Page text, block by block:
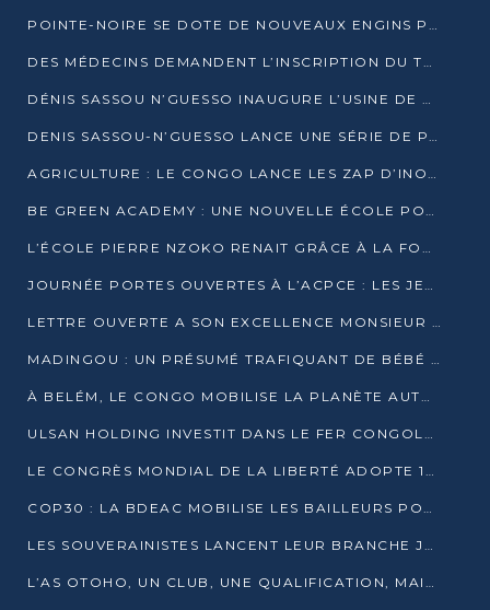
POINTE-NOIRE SE DOTE DE NOUVEAUX ENGINS POUR L’ASSAINISSEMENT ET L’ENTRETIEN ROUTIER
DES MÉDECINS DEMANDENT L’INSCRIPTION DU TRAITEMENT DU PIED-BOT DANS LES CURSUS UNIVERSITAIRES
DÉNIS SASSOU N’GUESSO INAUGURE L’USINE DE VALORISATION DU GAZ ASSOCIÉ
DENIS SASSOU-N’GUESSO LANCE UNE SÉRIE DE PROJETS DANS LE KOUILOU
AGRICULTURE : LE CONGO LANCE LES ZAP D’INONI ET YONO
BE GREEN ACADEMY : UNE NOUVELLE ÉCOLE POUR LES MÉTIERS DE L’ÉCOLOGIE À POINTE-NOIRE
L’ÉCOLE PIERRE NZOKO RENAIT GRÂCE À LA FONDATION MUCODEC
JOURNÉE PORTES OUVERTES À L’ACPCE : LES JEUNES EN IMMERSION DANS L’ENTREPRISE
LETTRE OUVERTE A SON EXCELLENCE MONSIEUR DENIS SASSOU NGUESSO, PRESIDENT DE LAREPUBLIQUE DU CONGO
MADINGOU : UN PRÉSUMÉ TRAFIQUANT DE BÉBÉ CHIMPANZÉ FIXÉ SUR SON SORT LE 20 NOVEMBRE
À BELÉM, LE CONGO MOBILISE LA PLANÈTE AUTOUR DU FONDS BLEU POUR LE BASSIN DU CONGO
ULSAN HOLDING INVESTIT DANS LE FER CONGOLAIS
LE CONGRÈS MONDIAL DE LA LIBERTÉ ADOPTE 14 RÉSOLUTIONS HISTORIQUES
COP30 : LA BDEAC MOBILISE LES BAILLEURS POUR LE FONDS BLEU DU BASSIN DU CONGO
LES SOUVERAINISTES LANCENT LEUR BRANCHE JEUNE À BRAZZAVILLE
L’AS OTOHO, UN CLUB, UNE QUALIFICATION, MAIS ENCORE DES DOUTES